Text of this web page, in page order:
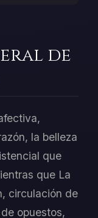
de
la belleza
que
que La
circulación de
opuestos,